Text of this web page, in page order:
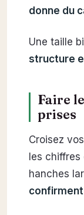
donne du
Une taille
structure
Faire
prises
Croisez
les chiffres
hanches
confirment